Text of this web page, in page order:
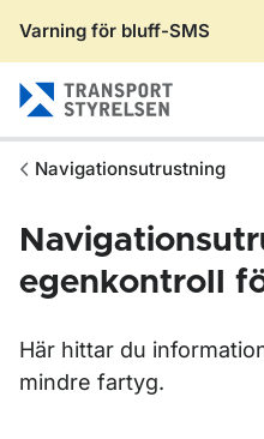
Varning för bluff-SMS
Navigationsutrustning
egenkontroll
Här hittar du
mindre fartyg.